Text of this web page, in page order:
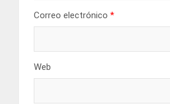
Correo electrónico *
Web